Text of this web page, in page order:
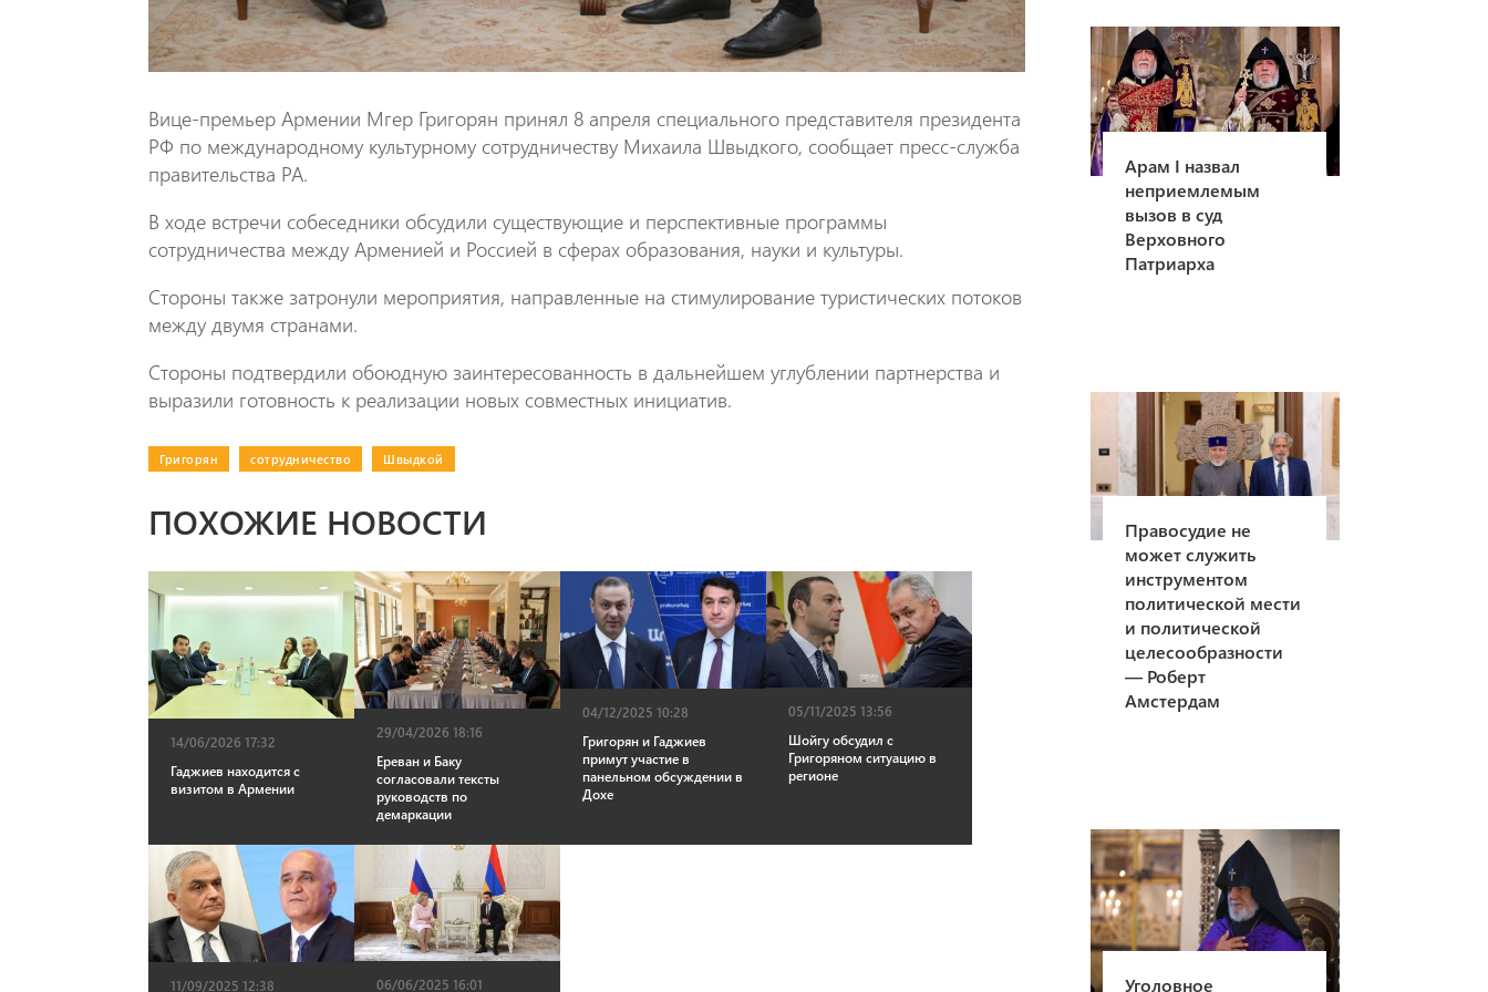
Вице-премьер Армении Мгер Григорян принял 8 апреля специального представителя президента
РФ по международному культурному сотрудничеству Михаила Швыдкого, сообщает пресс-служба
правительства РА.
В ходе встречи собеседники обсудили существующие и перспективные программы
сотрудничества между Арменией и Россией в сферах образования, науки и культуры.
Стороны также затронули мероприятия, направленные на стимулирование туристических потоков
между двумя странами.
Стороны подтвердили обоюдную заинтересованность в дальнейшем углублении партнерства и
выразили готовность к реализации новых совместных инициатив.
Григорян сотрудничество Швыдкой
ПОХОЖИЕ НОВОСТИ
14/06/2026 17:32
Гаджиев находится с
визитом в Армении
29/04/2026 18:16
Ереван и Баку
согласовали тексты
руководств по
демаркации
04/12/2025 10:28
Григорян и Гаджиев
примут участие в
панельном обсуждении в
Дохе
05/11/2025 13:56
Шойгу обсудил с
Григоряном ситуацию в
регионе
11/09/2025 12:38
06/06/2025 16:01
Арам I назвал
неприемлемым
вызов в суд
Верховного
Патриарха
Правосудие не
может служить
инструментом
политической мести
и политической
целесообразности
— Роберт
Амстердам
Уголовное